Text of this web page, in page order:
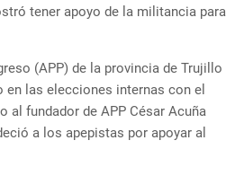
tener apoyo de la militancia para
(APP) de la provincia de Trujillo
las elecciones internas con el
al fundador de APP César Acuña
a los apepistas por apoyar al